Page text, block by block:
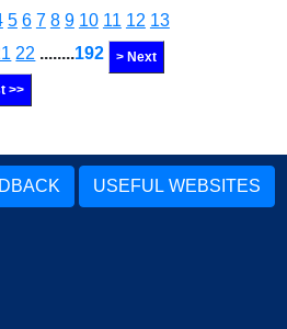
5 6 7 8 9 10 11 12 13
22 ........192 > Next
>>
USEFUL WEBSITES